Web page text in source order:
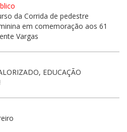
da Corrida de pedestre
em comemoração aos 61
Vargas
EDUCAÇÃO